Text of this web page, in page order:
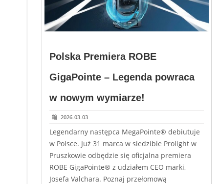
Polska Premiera ROBE
GigaPointe – Legenda powraca
w nowym wymiarze!
2026-03-03
Legendarny następca MegaPointe® debiutuje
w Polsce. Już 31 marca w siedzibie Prolight w
Pruszkowie odbędzie się oficjalna premiera
ROBE GigaPointe® z udziałem CEO marki,
Josefa Valchara. Poznaj przełomową